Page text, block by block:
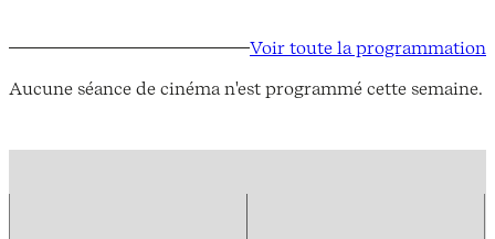
Voir toute la programmation
Aucune séance de cinéma n'est programmé cette semaine.